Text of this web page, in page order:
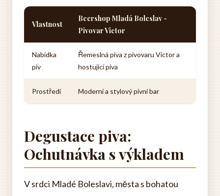
Vlastnost
Beershop Mladá Boleslav -
Pivovar Victor
Nabídka
piv
Řemeslná piva z pivovaru Victor a
hostující piva
Prostředí Moderní a stylový pivní bar
Degustace piva:
Ochutnávka s výkladem
V srdci Mladé Boleslavi, města s bohatou